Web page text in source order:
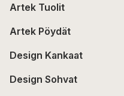
Artek Tuolit
Artek Pöydät
Design Kankaat
Design Sohvat